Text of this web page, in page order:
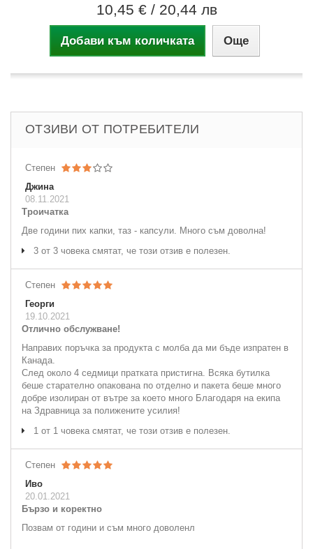
10,45 € / 20,44 лв
Добави към количката Още
ОТЗИВИ ОТ ПОТРЕБИТЕЛИ
Степен
Джина
08.11.2021
Троичатка
Две години пих капки, таз - капсули. Много съм доволна!
3 от 3 човека смятат, че този отзив е полезен.
Степен
Георги
19.10.2021
Отлично обслужване!
Направих поръчка за продукта с молба да ми бъде изпратен в
Канада.
След около 4 седмици пратката пристигна. Всяка бутилка
беше старателно опакована по отделно и пакета беше много
добре изолиран от вътре за което много Благодаря на екипа
на Здравница за полижените усилия!
1 от 1 човека смятат, че този отзив е полезен.
Степен
Иво
20.01.2021
Бързо и коректно
Позвам от години и съм много доволенл